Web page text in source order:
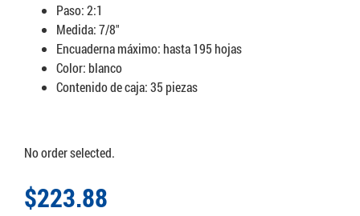
Paso: 2:1
Medida: 7/8″
Encuaderna máximo: hasta 195 hojas
Color: blanco
Contenido de caja: 35 piezas
No order selected.
$223.88